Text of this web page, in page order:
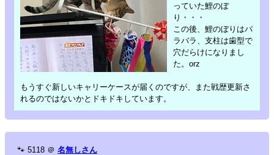
っていた鯉のぼ
り・・・
この後、鯉のぼりはバ
ラバラ、支柱は歯型で
穴だらけになりまし
た。orz
もうすぐ新しいキャリーケースが届くのですが、また戦歴更新さ
れるのではないかとドキドキしています。
🐾 5118 ＠ 名無しさん